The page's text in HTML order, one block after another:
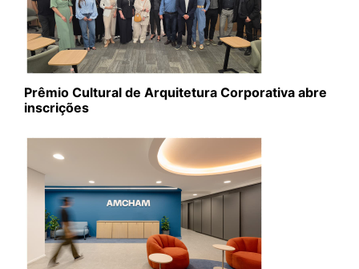
Prêmio Cultural de Arquitetura Corporativa abre
inscrições